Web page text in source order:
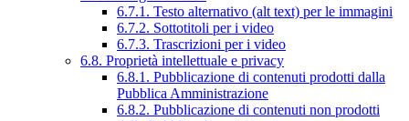
6.7.1. Testo alternativo (alt text) per le immagini
6.7.2. Sottotitoli per i video
6.7.3. Trascrizioni per i video
6.8. Proprietà intellettuale e privacy
6.8.1. Pubblicazione di contenuti prodotti dalla
Pubblica Amministrazione
6.8.2. Pubblicazione di contenuti non prodotti